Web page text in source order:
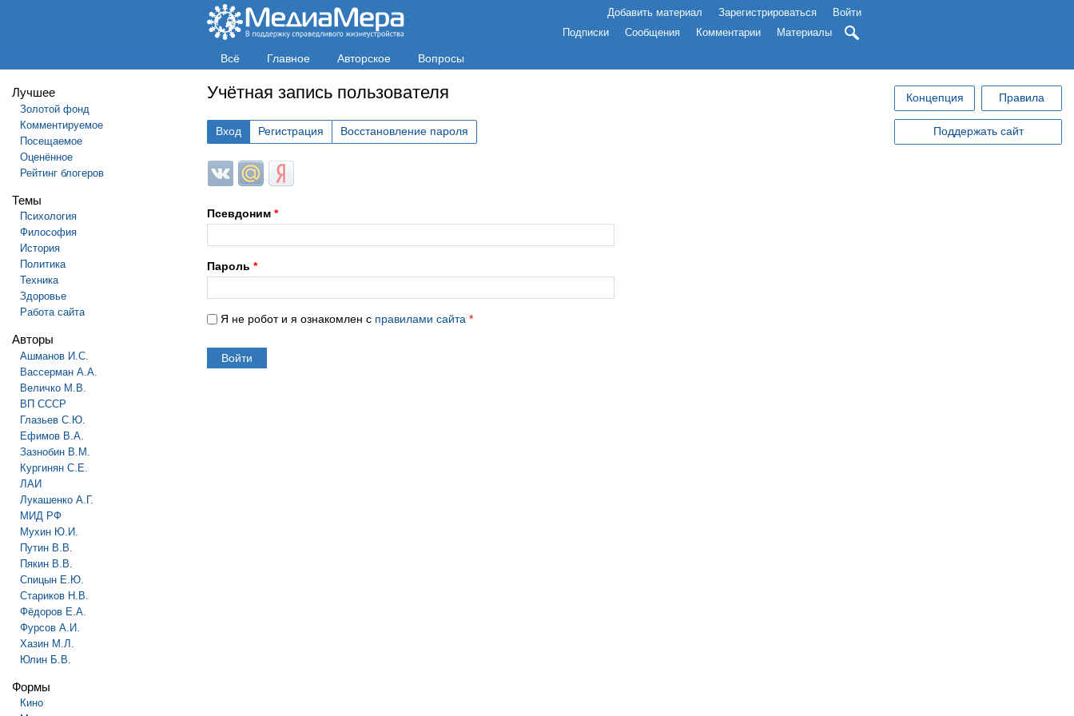
Добавить материал Зарегистрироваться
Войти
Подписки
Сообщения Комментарии Материалы
Всё Главное Авторское Вопросы
Лучшее
Золотой фонд
Комментируемое
Посещаемое
Оценённое
Рейтинг блогеров
Темы
Психология
Философия
История
Политика
Техника
Здоровье
Работа сайта
Авторы
Ашманов И.С.
Вассерман А.А.
Величко М.В.
ВП СССР
Глазьев С.Ю.
Ефимов В.А.
Зазнобин В.М.
Кургинян С.Е.
ЛАИ
Лукашенко А.Г.
МИД РФ
Мухин Ю.И.
Путин В.В.
Пякин В.В.
Спицын Е.Ю.
Стариков Н.В.
Фёдоров Е.А.
Фурсов А.И.
Хазин М.Л.
Юлин Б.В.
Формы
Кино
Учётная запись пользователя
Вход Регистрация Восстановление пароля
Login with ВКонтакте
Login with Mail.ru
Login with Яндекс
Псевдоним *
Пароль *
Я не робот и я ознакомлен с правилами сайта *
Концепция Правила
Поддержать сайт